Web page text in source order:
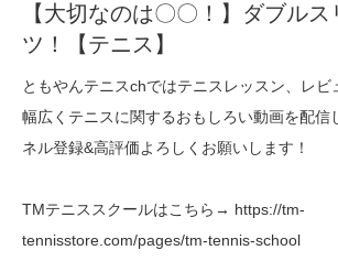
【大切なのは〇〇！】ダブルス
ツ！【テニス】
ともやんテニスchではテニスレッスン、レビ
幅広くテニスに関するおもしろい動画を配信
ネル登録&高評価よろしくお願いします！
TMテニススクールはこちら→ https://tm-
tennisstore.com/pages/tm-tennis-school